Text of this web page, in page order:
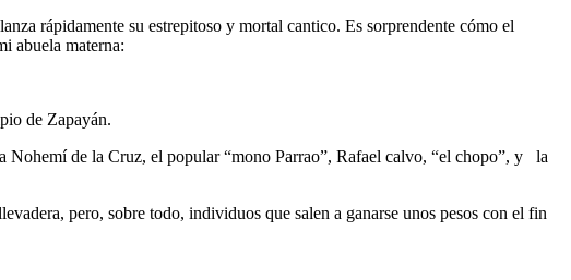
rápidamente su estrepitoso y mortal cantico. Es sorprendente cómo el
abuela materna:
de Zapayán.
Nohemí de la Cruz, el popular “mono Parrao”, Rafael calvo, “el chopo”, y la
pero, sobre todo, individuos que salen a ganarse unos pesos con el fin